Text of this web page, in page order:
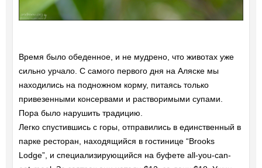
Время было обеденное, и не мудрено, что животах уже
сильно урчало. С самого первого дня на Аляске мы
находились на подножном корму, питаясь только
привезенными консервами и растворимыми супами.
Пора было нарушить традицию.
Легко спустившись с горы, отправились в единственный в
парке ресторан, находящийся в гостинице “Brooks
Lodge”, и специализирующийся на буфете all-you-can-